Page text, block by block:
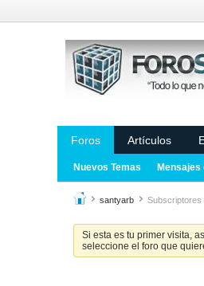
Foros Artículos
Nuevos Temas Mensajes
santyarb Subscriptores
Si esta es tu primer visita,
seleccione el foro que